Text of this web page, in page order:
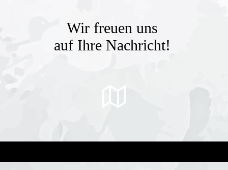
Wir freuen uns
auf Ihre Nachricht!